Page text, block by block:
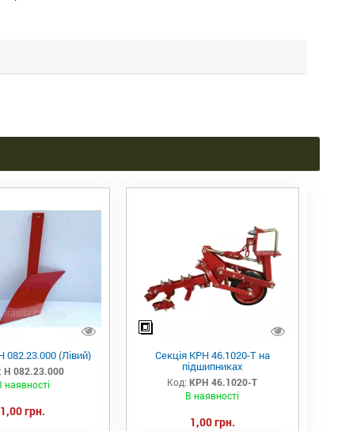
082.23.000 (Лівий)
Н 082.23.000
наявності
1,00 грн.
Секція КРН 46.1020-Т на
підшипниках
Код: КРН 46.1020-Т
В наявності
1,00 грн.